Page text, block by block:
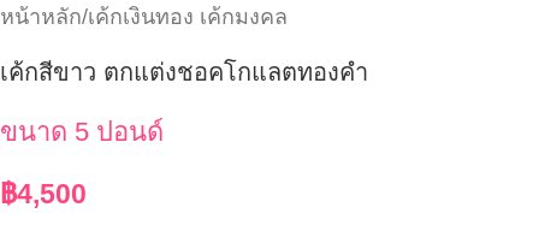
หน้าหลัก/เค้กเงินทอง เค้กมงคล
เค้กสีขาว ตกแต่งชอคโกแลตทองคำ
ขนาด 5 ปอนด์
฿4,500